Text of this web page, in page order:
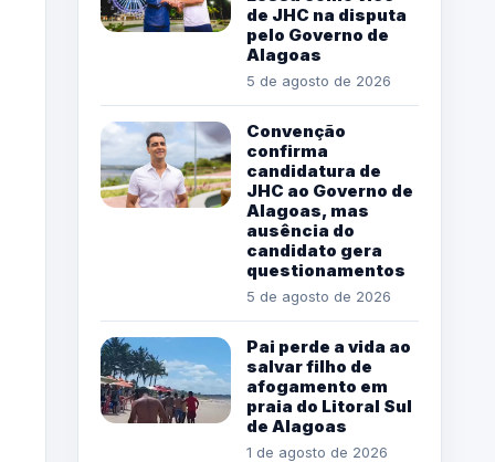
de JHC na disputa
pelo Governo de
Alagoas
5 de agosto de 2026
Convenção
confirma
candidatura de
JHC ao Governo de
Alagoas, mas
ausência do
candidato gera
questionamentos
5 de agosto de 2026
Pai perde a vida ao
salvar filho de
afogamento em
praia do Litoral Sul
de Alagoas
1 de agosto de 2026